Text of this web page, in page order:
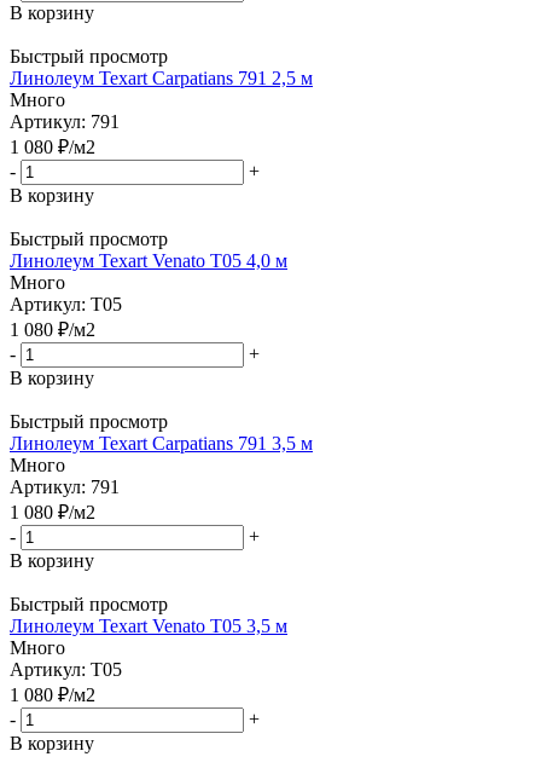
В корзину
Быстрый просмотр
Линолеум Texart Carpatians 791 2,5 м
Много
Артикул: 791
1 080 ₽/м2
-
+
В корзину
Быстрый просмотр
Линолеум Texart Venato T05 4,0 м
Много
Артикул: T05
1 080 ₽/м2
-
+
В корзину
Быстрый просмотр
Линолеум Texart Carpatians 791 3,5 м
Много
Артикул: 791
1 080 ₽/м2
-
+
В корзину
Быстрый просмотр
Линолеум Texart Venato T05 3,5 м
Много
Артикул: T05
1 080 ₽/м2
-
+
В корзину